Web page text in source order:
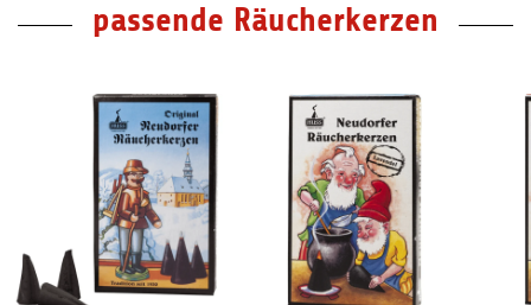
passende Räucherkerzen